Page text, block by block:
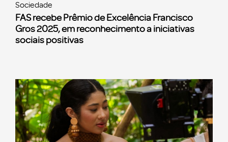
Sociedade
FAS recebe Prêmio de Excelência Francisco
Gros 2025, em reconhecimento a iniciativas
sociais positivas